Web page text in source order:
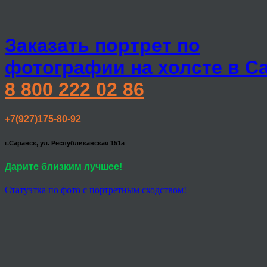
Заказать портрет по
фотографии на холсте в
8 800 222 02 86
+7(927)175-80-92
г.Саранск, ул. Республиканская 151а
Дарите близким лучшее!
Статуэтка по фото с портретным сходством!